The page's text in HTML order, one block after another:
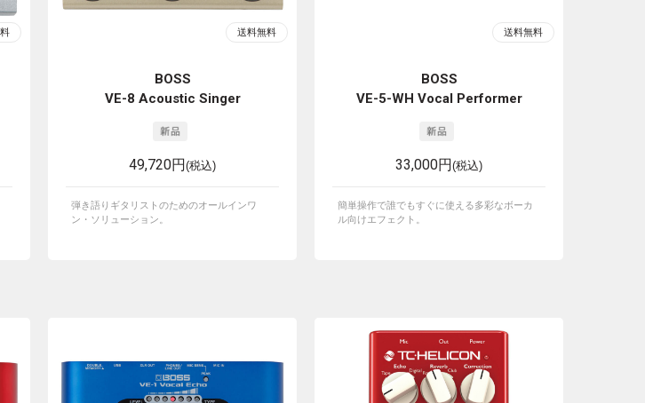
BOSS
VE-8 Acoustic Singer
49,720円(税込)
弾き語りギタリストのためのオールインワ
ン・ソリューション。
BOSS
VE-5-WH Vocal Performer
33,000円(税込)
簡単操作で誰でもすぐに使える多彩なボーカ
ル向けエフェクト。